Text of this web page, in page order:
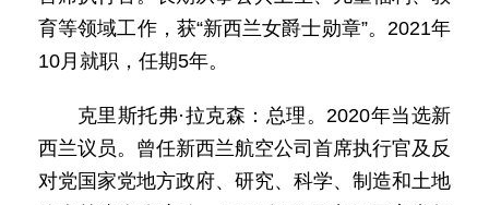
育等领域工作，获“新西兰女爵士勋章”。2021年
10月就职，任期5年。
克里斯托弗·拉克森：总理。2020年当选新
西兰议员。曾任新西兰航空公司首席执行官及反
对党国家党地方政府、研究、科学、制造和土地